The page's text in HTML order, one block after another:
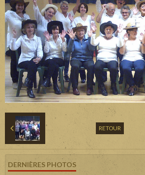
RETOUR
DERNIÈRES PHOTOS